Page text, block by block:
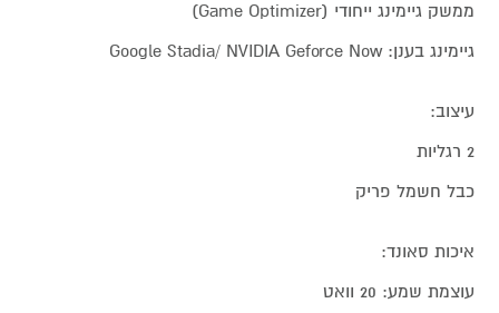
ממשק גיימינג ייחודי (Game Optimizer)
גיימינג בענן: Google Stadia/ NVIDIA Geforce Now
עיצוב:
2 רגליות
כבל חשמל פריק
איכות סאונד:
עוצמת שמע: 20 וואט